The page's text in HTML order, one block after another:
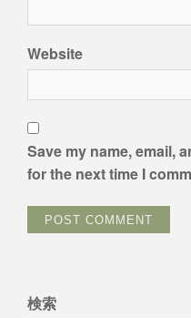
Website
Save my name, email,
for the next time I
検索